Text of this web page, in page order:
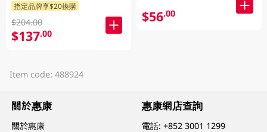
指定品牌享$20換購
$204.00
$137.00
$56.00
Item code: 488924
關於惠康
關於惠康
惠康網店查詢
電話:+852 3001 1299